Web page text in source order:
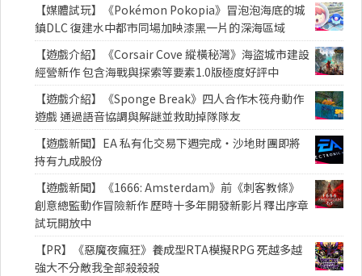
【媒體試玩】《Pokémon Pokopia》冒泡泡海底的城
鎮DLC 復建水中都市同場加映漆黑一片的深海區域
【遊戲介紹】《Corsair Cove 縱橫秘灣》海盜城市建設
經營新作 包含海戰與探索等要素1.0版極度好評中
【遊戲介紹】《Sponge Break》四人合作木筏舟動作
遊戲 通過語音協調與解謎並救助掉隊隊友
【遊戲新聞】EA 私有化交易下週完成・沙地財團即將
持有九成股份
【遊戲新聞】《1666: Amsterdam》前《刺客教條》
創意總監動作冒險新作 歷時十多年開發新影片釋出序章
試玩開放中
【PR】《惡魔夜瘋狂》養成型RTA模擬RPG 死越多越
強大不分敵我全部殺殺殺